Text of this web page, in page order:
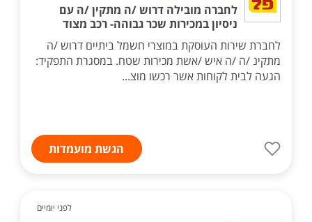
לחברה מובילה דרוש /ה מתקין /ה עם
ניסיון במכירות שכר גבוהה- רכב מצוד
לחברת שירות העוסקת במוצרי חשמל ביתיים דרוש /ה
מתקינ /ה /ה איש /אשת מכירות שטח. במסגרת התפקיד:
הגעה לבית לקוחות אשר רכשו מוצ...
הגשת מועמדות
לפני יומיים